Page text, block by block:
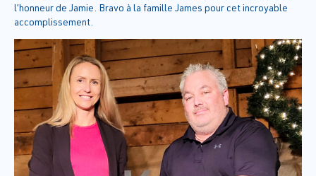
l’honneur de Jamie. Bravo à la famille James pour cet incroyable
accomplissement.